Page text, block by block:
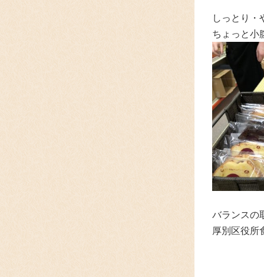
しっとり・
ちょっと小
バランスの
厚別区役所